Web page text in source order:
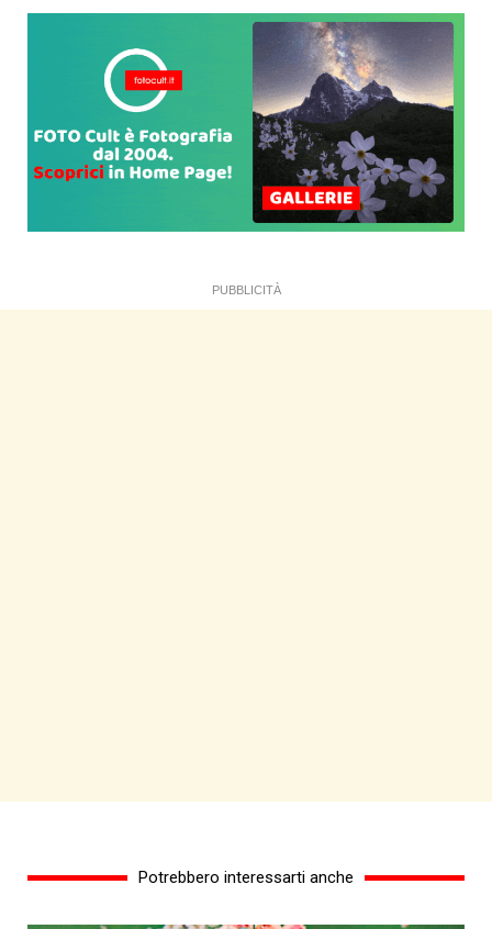
PUBBLICITÀ
Potrebbero interessarti anche